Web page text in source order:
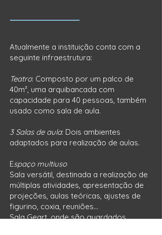
Atualmente a instituição conta com a
seguinte infraestrutura:
Teatro: Composto por um palco de
40m², uma arquibancada com
capacidade para 40 pessoas, também
usado como sala de aula.
3 Salas de aula: Dois ambientes
adaptados para realização de aulas.
Espaço multiuso
Sala versátil, destinada a realização de
múltiplas atividades, apresentação de
projeções, aulas teóricas, ajustes de
figurino, coxia, reuniões…
Sala Geart, onde são guardados